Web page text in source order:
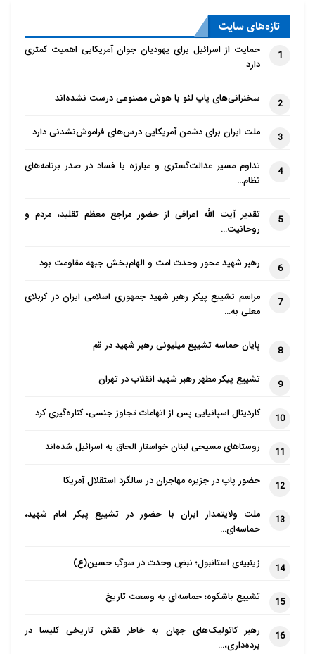
تازه‌‌های سایت
1
حمایت از اسرائیل برای یهودیان جوان آمریکایی اهمیت کمتری
دارد
2 سخنرانی‌های پاپ لئو با هوش مصنوعی درست نشده‌اند
3 ملت ایران برای دشمن آمریکایی درس‌های فراموش‌نشدنی دارد
4
تداوم مسیر عدالت‌گستری و مبارزه با فساد در صدر برنامه‌های
نظام…
5
تقدیر آیت الله اعرافی از حضور مراجع معظم تقلید، مردم و
روحانیت…
6 رهبر شهید محور وحدت امت و الهام‌بخش جبهه مقاومت بود
7
مراسم تشییع پیکر رهبر شهید جمهوری اسلامی ایران در کربلای
معلی به…
8 پایان حماسه تشییع میلیونی رهبر شهید در قم
9 تشییع پیکر مطهر رهبر شهید انقلاب در تهران
10 کاردینال اسپانیایی پس از اتهامات تجاوز جنسی، کناره‌گیری کرد
11 روستاهای مسیحی لبنان خواستار الحاق به اسرائیل شده‌اند
12 حضور پاپ در جزیره مهاجران در سالگرد استقلال آمریکا
13
ملت ولایتمدار ایران با حضور در تشییع پیکر امام شهید،
حماسه‌ای…
14 زینبیه‌ی استانبول؛ نبضِ وحدت در سوگِ حسین(ع)
15 تشییع باشکوه؛ حماسه‌ای به وسعت تاریخ
16
رهبر کاتولیک‌های جهان به خاطر نقش تاریخی کلیسا در
برده‌داری،…